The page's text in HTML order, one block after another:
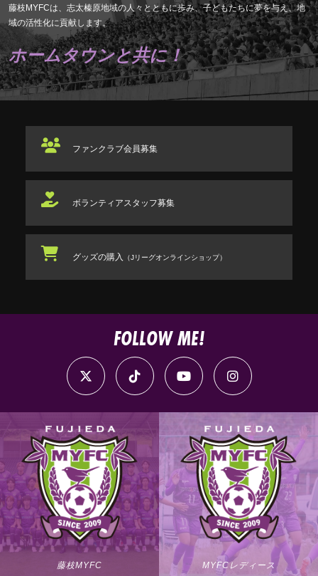
藤枝MYFCは、志太榛原地域の人々とともに歩み、子どもたちに夢を与え、地
域の活性化に貢献します。
ホームタウンと共に！
ファンクラブ会員募集
ボランティアスタッフ募集
グッズの購入 （Jリーグオンラインショップ）
FOLLOW ME!
藤枝MYFC MYFCレディース